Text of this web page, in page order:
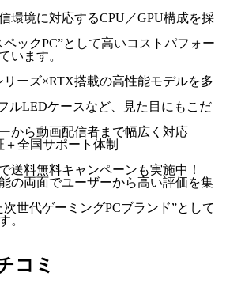
環境に対応するCPU／GPU構成を採
ックPC”として高いコストパフォー
います。
リーズ×RTX搭載の高性能モデルを多
ルLEDケースなど、見た目にもこだ
から動画配信者まで幅広く対応
＋全国サポート体制
送料無料キャンペーンも実施中！
の両面でユーザーから高い評価を集
世代ゲーミングPCブランド”として
。
コミ